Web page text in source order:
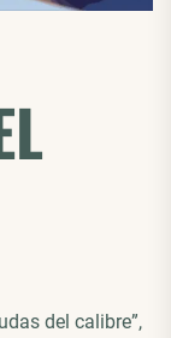
del calibre”,